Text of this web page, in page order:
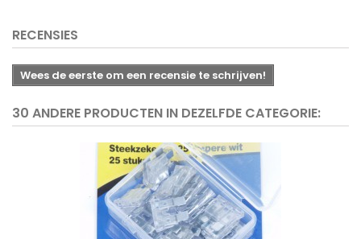
RECENSIES
Wees de eerste om een recensie te schrijven!
30 ANDERE PRODUCTEN IN DEZELFDE CATEGORIE: